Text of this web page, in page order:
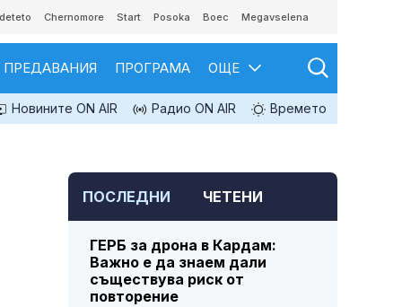
Chernomore Start Posoka Boec Megavselena
ПРЕДАВАНИЯ ПРОГРАМА ОЩЕ
Новините ON AIR Радио ON AIR Времето
ПОСЛЕДНИ ЧЕТЕНИ
ГЕРБ за дрона в Кардам:
Важно е да знаем дали
съществува риск от
повторение